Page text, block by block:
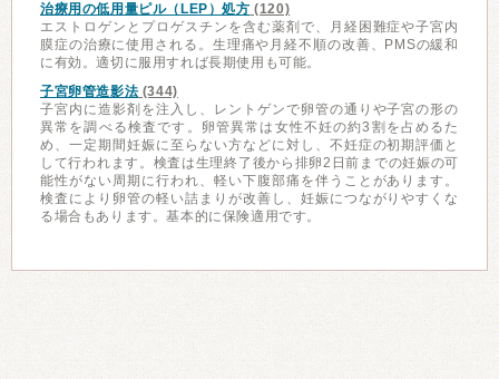
治療用の低用量ピル（LEP）処方 (120)
エストロゲンとプロゲスチンを含む薬剤で、月経困難症や子宮内
膜症の治療に使用される。生理痛や月経不順の改善、PMSの緩和
に有効。適切に服用すれば長期使用も可能。
子宮卵管造影法 (344)
子宮内に造影剤を注入し、レントゲンで卵管の通りや子宮の形の
異常を調べる検査です。卵管異常は女性不妊の約3割を占めるた
め、一定期間妊娠に至らない方などに対し、不妊症の初期評価と
して行われます。検査は生理終了後から排卵2日前までの妊娠の可
能性がない周期に行われ、軽い下腹部痛を伴うことがあります。
検査により卵管の軽い詰まりが改善し、妊娠につながりやすくな
る場合もあります。基本的に保険適用です。